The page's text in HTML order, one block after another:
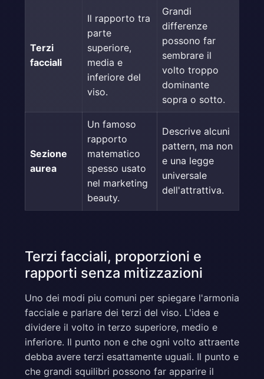
Terzi
facciali
Il rapporto tra
parte
superiore,
media e
inferiore del
viso.
Grandi
differenze
possono far
sembrare il
volto troppo
dominante
sopra o sotto.
Sezione
aurea
Un famoso
rapporto
matematico
spesso usato
nel marketing
beauty.
Descrive alcuni
pattern, ma non
e una legge
universale
dell'attrattiva.
Terzi facciali, proporzioni e
rapporti senza mitizzazioni
Uno dei modi piu comuni per spiegare l'armonia
facciale e parlare dei terzi del viso. L'idea e
dividere il volto in terzo superiore, medio e
inferiore. Il punto non e che ogni volto attraente
debba avere terzi esattamente uguali. Il punto e
che grandi squilibri possono far apparire il